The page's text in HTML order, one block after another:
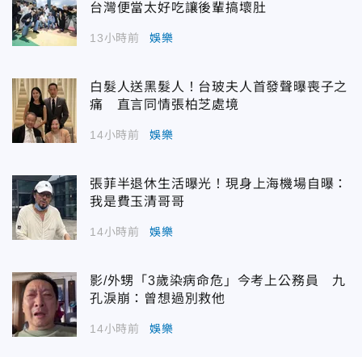
台灣便當太好吃讓後輩搞壞肚
13小時前 娛樂
白髮人送黑髮人！台玻夫人首發聲曝喪子之
痛 直言同情張柏芝處境
14小時前 娛樂
張菲半退休生活曝光！現身上海機場自曝：
我是費玉清哥哥
14小時前 娛樂
影/外甥「3歲染病命危」今考上公務員 九
孔淚崩：曾想過別救他
14小時前 娛樂